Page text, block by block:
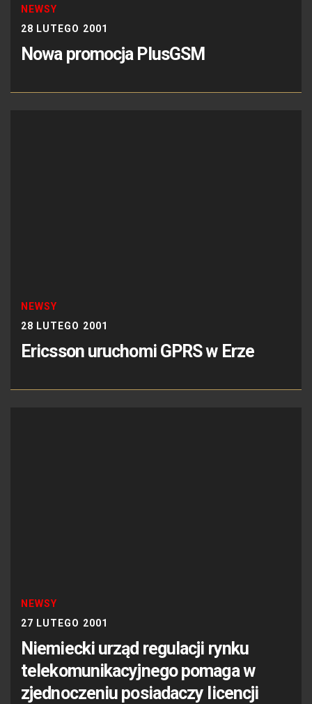
NEWSY
28 LUTEGO 2001
Nowa promocja PlusGSM
NEWSY
28 LUTEGO 2001
Ericsson uruchomi GPRS w Erze
NEWSY
27 LUTEGO 2001
Niemiecki urząd regulacji rynku
telekomunikacyjnego pomaga w
zjednoczeniu posiadaczy licencji